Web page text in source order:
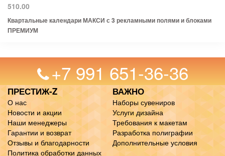
510.00
Квартальные календари МАКСИ с 3 рекламными полями и блоками
ПРЕМИУМ
+7 991 651-36-36
ПРЕСТИЖ-Z
О нас
Новости и акции
Наши менеджеры
Гарантии и возврат
Отзывы и благодарности
Политика обработки данных
ВАЖНО
Наборы сувениров
Услуги дизайна
Требования к макетам
Разработка полиграфии
Дополнительные условия